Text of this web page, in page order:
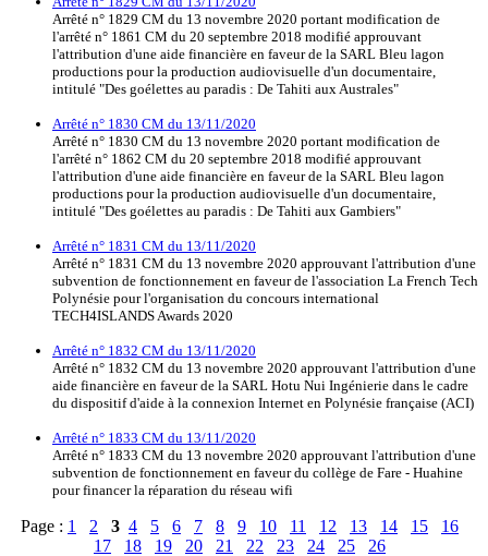
Arrêté n° 1829 CM du 13 novembre 2020 portant modification de
l'arrêté n° 1861 CM du 20 septembre 2018 modifié approuvant
l'attribution d'une aide financière en faveur de la SARL Bleu lagon
productions pour la production audiovisuelle d'un documentaire,
intitulé "Des goélettes au paradis : De Tahiti aux Australes"
Arrêté n° 1830 CM du 13/11/2020
Arrêté n° 1830 CM du 13 novembre 2020 portant modification de
l'arrêté n° 1862 CM du 20 septembre 2018 modifié approuvant
l'attribution d'une aide financière en faveur de la SARL Bleu lagon
productions pour la production audiovisuelle d'un documentaire,
intitulé "Des goélettes au paradis : De Tahiti aux Gambiers"
Arrêté n° 1831 CM du 13/11/2020
Arrêté n° 1831 CM du 13 novembre 2020 approuvant l'attribution d'une
subvention de fonctionnement en faveur de l'association La French Tech
Polynésie pour l'organisation du concours international
TECH4ISLANDS Awards 2020
Arrêté n° 1832 CM du 13/11/2020
Arrêté n° 1832 CM du 13 novembre 2020 approuvant l'attribution d'une
aide financière en faveur de la SARL Hotu Nui Ingénierie dans le cadre
du dispositif d'aide à la connexion Internet en Polynésie française (ACI)
Arrêté n° 1833 CM du 13/11/2020
Arrêté n° 1833 CM du 13 novembre 2020 approuvant l'attribution d'une
subvention de fonctionnement en faveur du collège de Fare - Huahine
pour financer la réparation du réseau wifi
Page : 1 2 3 4 5 6 7 8 9 10 11 12 13 14 15
16
17
18 19 20 21 22 23 24 25 26